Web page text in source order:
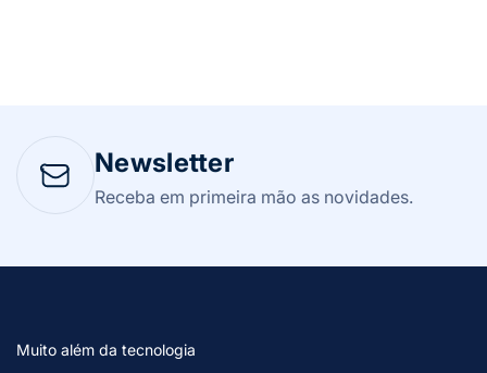
Newsletter
Receba em primeira mão as novidades.
Muito além da tecnologia